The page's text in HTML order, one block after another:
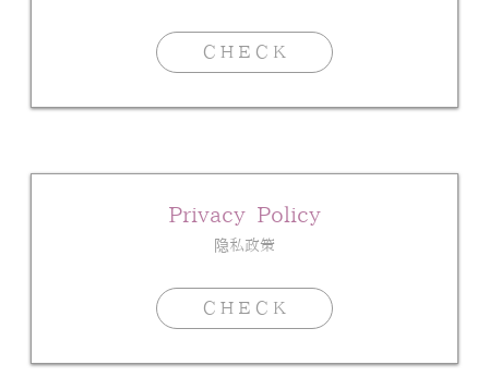
ＣＨＥＣＫ
Privacy Policy
隐私政策
ＣＨＥＣＫ